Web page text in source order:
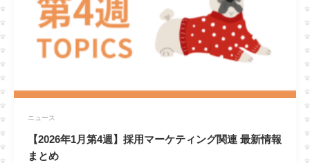
ニュース
【2026年1月第4週】採用マーケティング関連 最新情報
まとめ